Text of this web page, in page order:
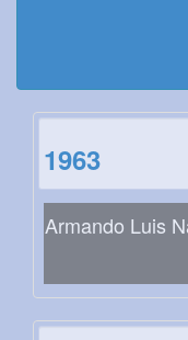
1963
Armando Luis